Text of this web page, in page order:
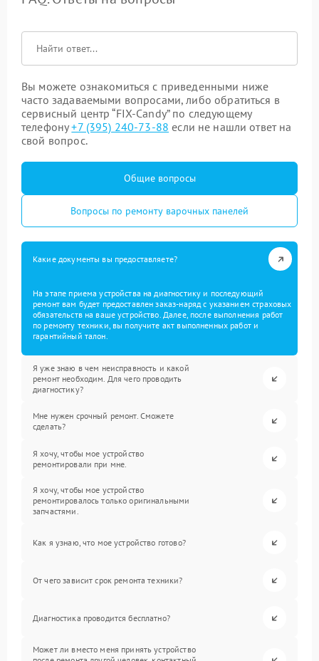
Вы можете ознакомиться с приведенными ниже
часто задаваемыми вопросами, либо обратиться в
сервисный центр “FIX-Candy” по следующему
телефону+7 (395) 240-73-88 если не нашли ответ на
свой вопрос.
Общие вопросы
Вопросы по ремонту варочных панелей
Какие документы вы предоставляете?
На этапе приема устройства на диагностику и последующий
ремонт вам будет предоставлен заказ-наряд с указанием страховых
обязательств на ваше устройство. Далее, после выполнения работ
по ремонту техники, вы получите акт выполненных работ и
гарантийный талон.
Я уже знаю в чем неисправность и какой
ремонт необходим. Для чего проводить
диагностику?
Мне нужен срочный ремонт. Сможете
сделать?
Я хочу, чтобы мое устройство
ремонтировали при мне.
Я хочу, чтобы мое устройство
ремонтировалось только оригинальными
запчастями.
Как я узнаю, что мое устройство готово?
От чего зависит срок ремонта техники?
Диагностика проводится бесплатно?
Может ли вместо меня принять устройство